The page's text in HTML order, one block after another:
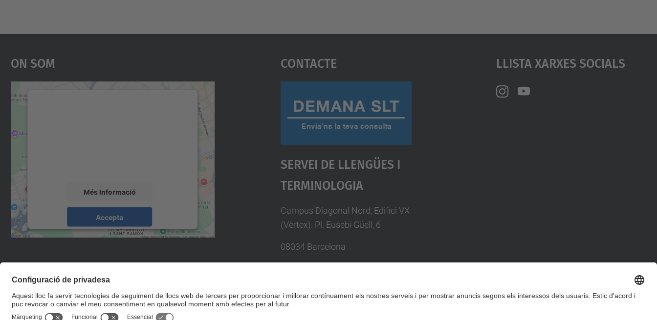
On Som
Més Informació
Accepta
Usercentrics Consent
Contacte
Servei De Llengües I
Terminologia
Campus Diagonal Nord, Edifici VX
(Vèrtex). Pl. Eusebi Güell, 6
08034 Barcelona
Directori UPC
Llista Xarxes Socials